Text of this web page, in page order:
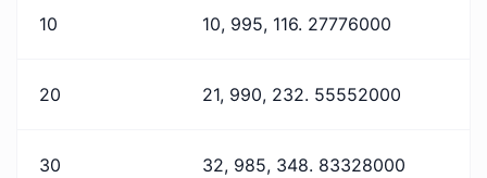
10 10, 995, 116. 27776000
20 21, 990, 232. 55552000
30 32, 985, 348. 83328000